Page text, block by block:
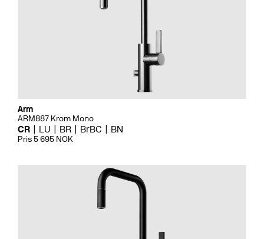
Arm
ARM887 Krom Mono
CR LU BR BrBC BN
Pris 5 695 NOK